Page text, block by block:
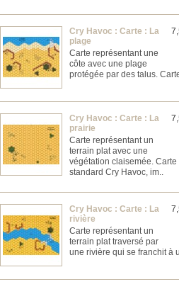
Cry Havoc : Carte : La
plage
Carte représentant une
côte avec une plage
protégée par des talus.
Cry Havoc : Carte : La
prairie
Carte représentant un
terrain plat avec une
végétation claisemée. Carte
standard Cry Havoc, im..
Cry Havoc : Carte : La
rivière
Carte représentant un
terrain plat traversé par
une rivière qui se franchit à